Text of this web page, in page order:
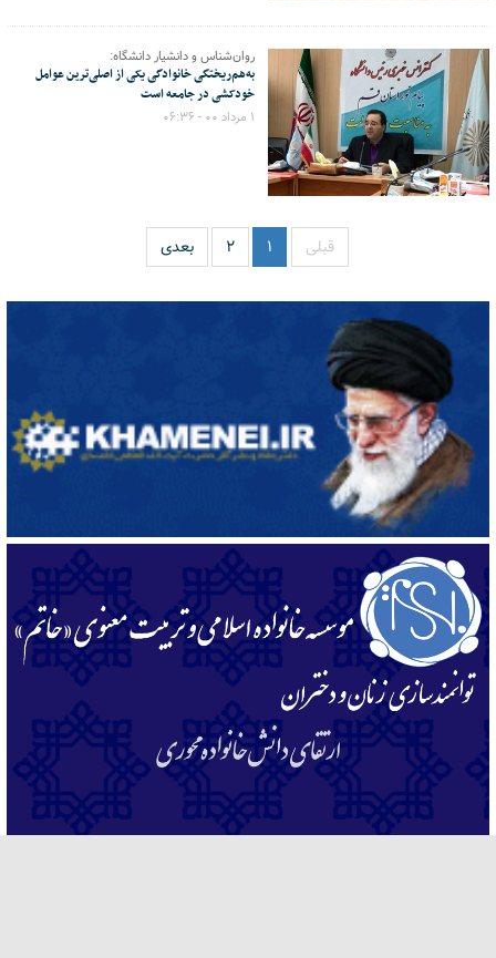
روان‌شناس و دانشیار دانشگاه:
به‌هم‌ریختگی خانوادگی یکی از اصلی‌ترین عوامل
خودکشی در جامعه است
۱ مرداد ۰۰ - ۰۶:۳۶
قبلی ۱ ۲ بعدی